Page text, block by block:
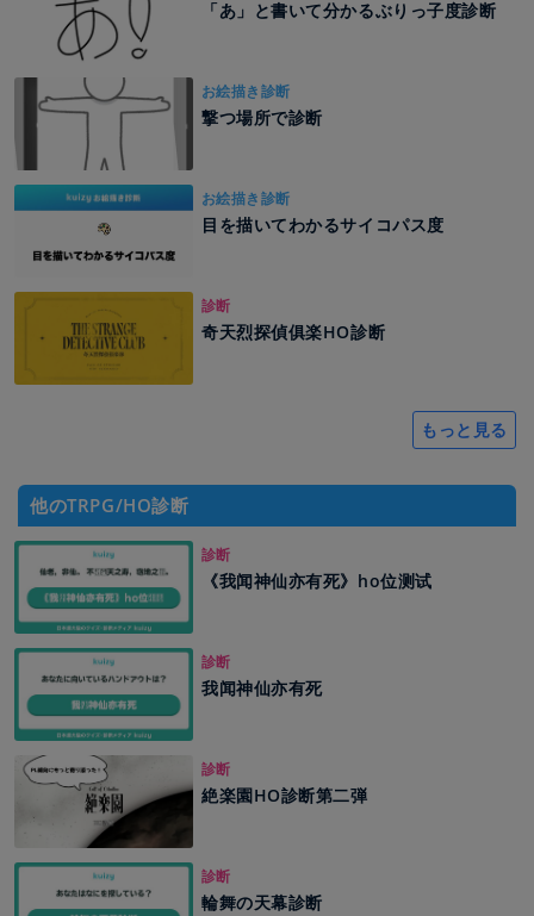
「あ」と書いて分かるぶりっ子度診断
お絵描き診断
撃つ場所で診断
お絵描き診断
目を描いてわかるサイコパス度
診断
奇天烈探偵俱楽HO診断
もっと見る
他のTRPG/HO診断
診断
《我闻神仙亦有死》ho位测试
診断
我闻神仙亦有死
診断
絶楽園HO診断第二弾
診断
輪舞の天幕診断